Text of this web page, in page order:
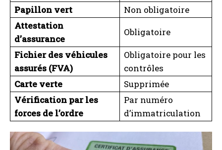
Papillon vert
Non obligatoire
Attestation
d’assurance
Obligatoire
Fichier des véhicules
assurés (FVA)
Obligatoire pour les
contrôles
Carte verte
Supprimée
Vérification par les
forces de l’ordre
Par numéro
d’immatriculation